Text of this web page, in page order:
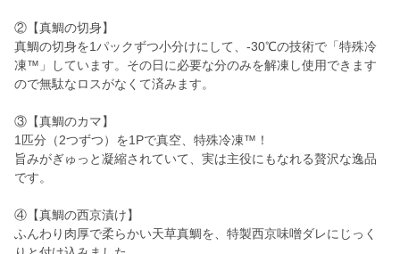
②【真鯛の切身】
真鯛の切身を1パックずつ小分けにして、-30℃の技術で「特殊冷
凍™」しています。その日に必要な分のみを解凍し使用できます
ので無駄なロスがなくて済みます。
③【真鯛のカマ】
1匹分（2つずつ）を1Pで真空、特殊冷凍™！
旨みがぎゅっと凝縮されていて、実は主役にもなれる贅沢な逸品
です。
④【真鯛の西京漬け】
ふんわり肉厚で柔らかい天草真鯛を、特製西京味噌ダレにじっく